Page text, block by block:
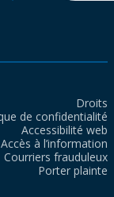
Droits
de confidentialité
Accessibilité web
Accès à l’information
Courriers frauduleux
Porter plainte